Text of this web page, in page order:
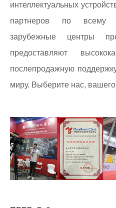
интеллектуальных
партнеров по всему
зарубежные центры
предоставляют
послепродажную
миру. Выберите нас,